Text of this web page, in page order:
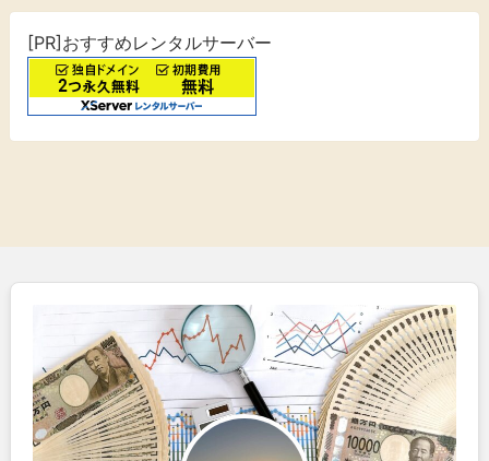
[PR]おすすめレンタルサーバー